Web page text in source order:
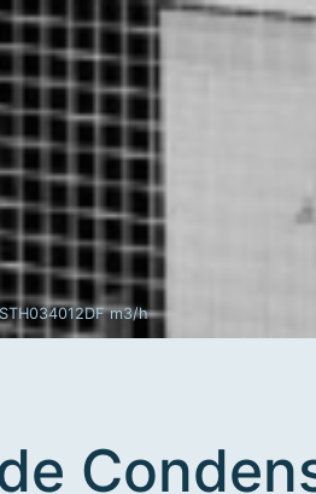
nos 969 012 000
Custo de uma chamada
para a rede móvel nacional
m3/h